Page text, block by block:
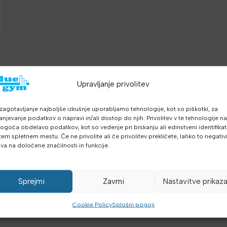
Upravljanje privolitev
najboljše izkušnje uporabljamo tehnologije, kot so piškotki, za
podatkov o napravi in/ali dostop do njih. Privolitev v te tehnologije
obdelavo podatkov, kot so vedenje pri brskanju ali edinstveni
spletnem mestu. Če ne privolite ali če privolitev prekličete, lahko to
na določene značilnosti in funkcije.
Sprejmi Zavrni Nastavitve prikaza
Cookie PolicySplošni pogoji